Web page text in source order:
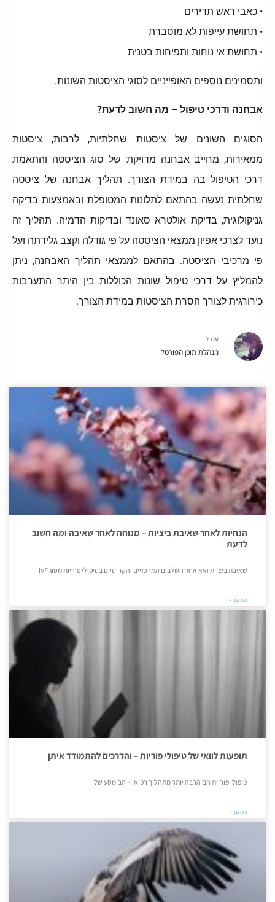
• כאבי ראש תדירים
• תחושת עייפות לא מוסברת
• תחושת אי נוחות ותפיחות בטנית
ותסמינים נוספים האופייניים לסוגי הציסטות השונות.
אבחנה ודרכי טיפול – מה חשוב לדעת?
הסוגים השונים של ציסטות שחלתיות, לרבות, ציסטות
ממאירות, מחייב אבחנה מדויקת של סוג הציסטה והתאמת
דרכי הטיפול בה במידת הצורך. תהליך אבחנה של ציסטה
שחלתית נעשה בהתאם לתלונות המטופלת ובאמצעות בדיקה
גניקולוגית, בדיקת אולטרא סאונד ובדיקות הדמיה. תהליך זה
נועד לצרכי אפיון ממצאי הציסטה על פי גודלה וקצב גלידתה ועל
פי מרכיבי הציסטה. בהתאם לממצאי תהליך האבחנה, ניתן
להמליץ על דרכי טיפול שונות הכוללות בין היתר התערבות
כירורגית לצורך הסרת הציסטות במידת הצורך.
ענבל
מנהלת תוכן הפורטל
הנחיות לאחר שאיבת ביציות – מנוחה לאחר שאיבה ומה חשוב
לדעת
שאיבת ביציות היא אחד השלבים המרכזיים והקריטיים בטיפולי פוריות מסוג IVF
המשך »
תופעות לוואי של טיפולי פוריות – והדרכים להתמודד איתן
טיפולי פוריות הם הרבה יותר מתהליך רפואי – הם מסע של
המשך »